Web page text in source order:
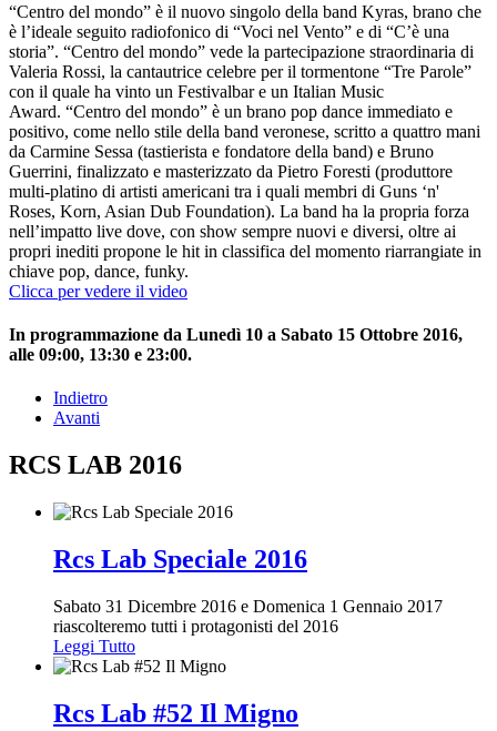
“Centro del mondo” è il nuovo singolo della band Kyras, brano che
è l’ideale seguito radiofonico di “Voci nel Vento” e di “C’è una
storia”. “Centro del mondo” vede la partecipazione straordinaria di
Valeria Rossi, la cantautrice celebre per il tormentone “Tre Parole”
con il quale ha vinto un Festivalbar e un Italian Music
Award. “Centro del mondo” è un brano pop dance immediato e
positivo, come nello stile della band veronese, scritto a quattro mani
da Carmine Sessa (tastierista e fondatore della band) e Bruno
Guerrini, finalizzato e masterizzato da Pietro Foresti (produttore
multi-platino di artisti americani tra i quali membri di Guns ‘n'
Roses, Korn, Asian Dub Foundation). La band ha la propria forza
nell’impatto live dove, con show sempre nuovi e diversi, oltre ai
propri inediti propone le hit in classifica del momento riarrangiate in
chiave pop, dance, funky.
Clicca per vedere il video
In programmazione da Lunedì 10 a Sabato 15 Ottobre 2016,
alle 09:00, 13:30 e 23:00.
Indietro
Avanti
RCS LAB 2016
Rcs Lab Speciale 2016
Sabato 31 Dicembre 2016 e Domenica 1 Gennaio 2017
riascolteremo tutti i protagonisti del 2016
Leggi Tutto
Rcs Lab #52 Il Migno